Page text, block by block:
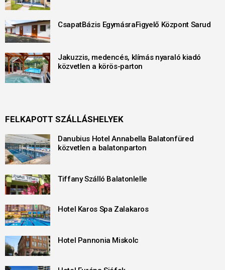
CsapatBázis EgymásraFigyelő Központ Sarud
Jakuzzis, medencés, klímás nyaraló kiadó
közvetlen a körös-parton
FELKAPOTT SZÁLLÁSHELYEK
Danubius Hotel Annabella Balatonfüred
közvetlen a balatonparton
Tiffany Szálló Balatonlelle
Hotel Karos Spa Zalakaros
Hotel Pannonia Miskolc